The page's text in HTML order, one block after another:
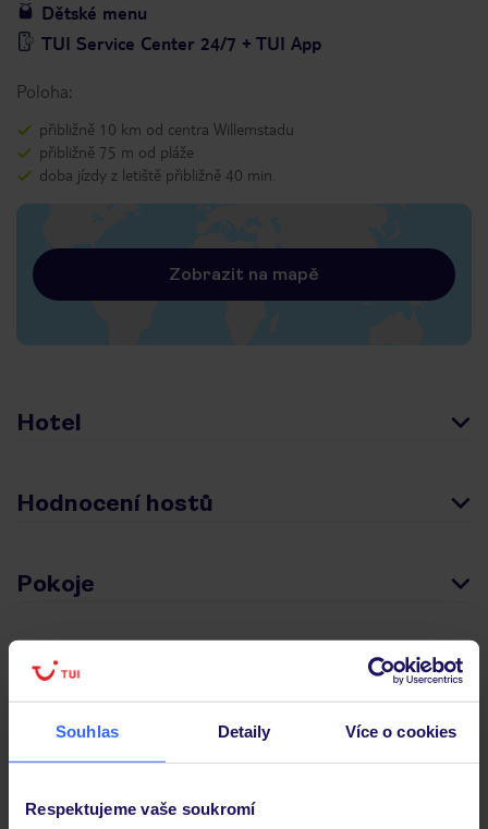
Souhlas Detaily Více o cookies
Respektujeme vaše soukromí
Dětské menu
TUI Service Center 24/7 + TUI App
Poloha:
přibližně 10 km od centra Willemstadu
přibližně 75 m od pláže
doba jízdy z letiště přibližně 40 min.
Zobrazit na mapě
Hotel
Hodnocení hostů
Pokoje
Stravování
Důležité informace